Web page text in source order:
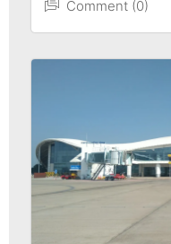
Comment (0)